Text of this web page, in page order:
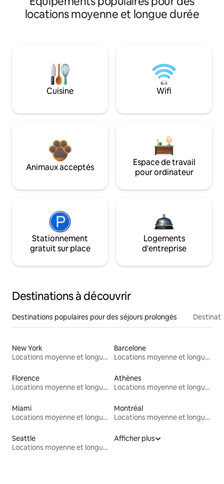
locations moyenne et longue durée
Cuisine Wifi
Animaux acceptés
Espace de travail
pour ordinateur
Stationnement
gratuit sur place
Logements
d'entreprise
Destinations à découvrir
Destinations populaires pour des séjours prolongés
New York
Locations moyenne et longue durée
Barcelone
Locations moyenne et longue durée
Florence
Locations moyenne et longue durée
Athènes
Locations moyenne et longue durée
Miami
Locations moyenne et longue durée
Montréal
Locations moyenne et longue durée
Seattle
Locations moyenne et longue durée
Afficher plus